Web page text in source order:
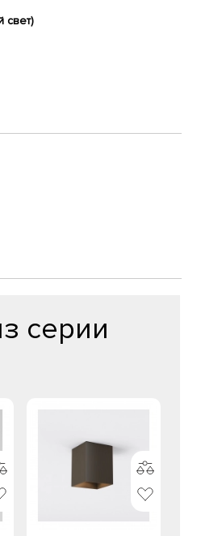
свет)
серии